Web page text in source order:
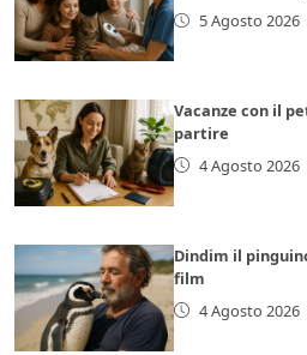
5 Agosto 2026
Vacanze con il
partire
4 Agosto 2026
Dindim il
film
4 Agosto 2026